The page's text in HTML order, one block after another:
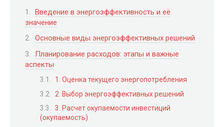
Введение в энергоэффективность и её
значение
Основные виды энергоэффективных решений
Планирование расходов: этапы и важные
аспекты
1. Оценка текущего энергопотребления
2. Выбор энергоэффективных решений
3. Расчет окупаемости инвестиций
(окупаемость)